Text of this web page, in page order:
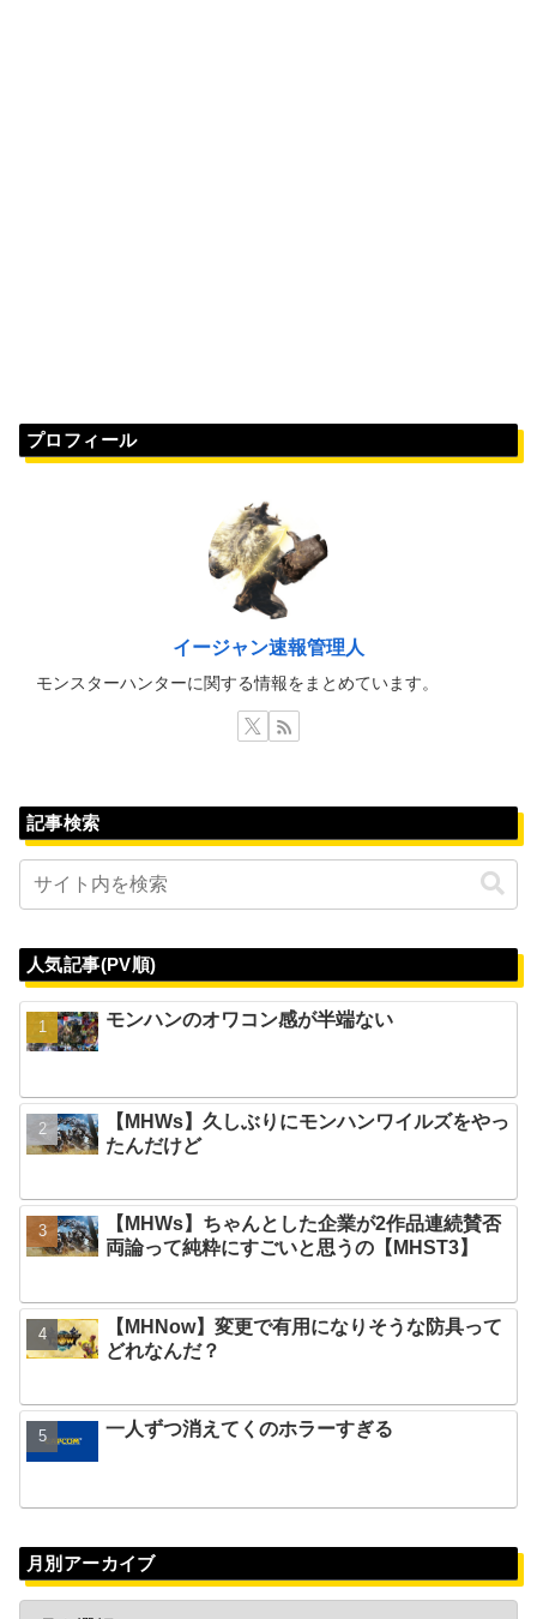
プロフィール
イージャン速報管理人
モンスターハンターに関する情報をまとめています。
記事検索
人気記事(PV順)
モンハンのオワコン感が半端ない
【MHWs】久しぶりにモンハンワイルズをやっ
たんだけど
【MHWs】ちゃんとした企業が2作品連続賛否
両論って純粋にすごいと思うの【MHST3】
【MHNow】変更で有用になりそうな防具って
どれなんだ？
一人ずつ消えてくのホラーすぎる
月別アーカイブ